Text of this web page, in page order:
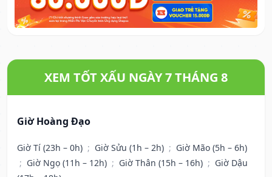
XEM TỐT XẤU NGÀY 7 THÁNG 8
Giờ Hoàng Đạo
Giờ Tí (23h – 0h) ; Giờ Sửu (1h – 2h) ; Giờ Mão (5h – 6h)
; Giờ Ngọ (11h – 12h) ; Giờ Thân (15h – 16h) ; Giờ Dậu